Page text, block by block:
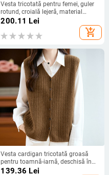
Vesta tricotată pentru femei, guler
rotund, croială lejeră, material
acrilic, toamnă 2025
200.11 Lei
add_shopping_cart
Vesta cardigan tricotată groasă
pentru toamnă-iarnă, deschisă în
față, decolteu în V, mărime plus
139.36 Lei